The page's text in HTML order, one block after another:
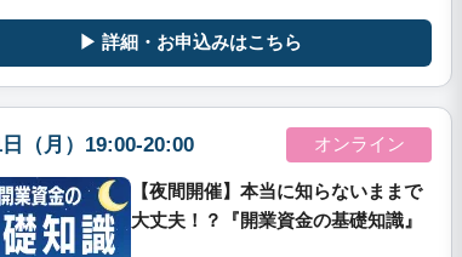
▶ 詳細・お申込みはこちら
（月）19:00-20:00 オンライン
【夜間開催】本当に知らないままで
大丈夫！？『開業資金の基礎知識』